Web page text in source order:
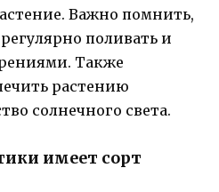
Важно помнить,
поливать и
Также
растению
солнечного света.
имеет сорт